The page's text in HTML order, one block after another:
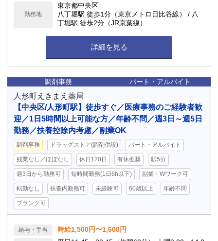
勤務地
東京都中央区
八丁堀駅 徒歩1分（東京メトロ日比谷線） / 八
丁堀駅 徒歩2分（JR京葉線）
詳細を見る
調剤事務 パート・アルバイト
人形町えきまえ薬局
【中央区/人形町駅】徒歩すぐ／医療事務のご経験者歓
迎／1日5時間以上可能な方／年齢不問／週3日～週5日
勤務／扶養控除内考慮／副業OK
調剤事務 ドラッグストア(調剤併設) パート・アルバイト
残業なし／ほぼなし 休日120日 有休推奨 駅5分
週3日から勤務可 短時間勤務(1日6h以下) 副業・Wワーク可
転勤なし 扶養内勤務可 未経験可 60歳以上 年齢不問
ブランク可
給与・手当 時給1,500円〜1,600円